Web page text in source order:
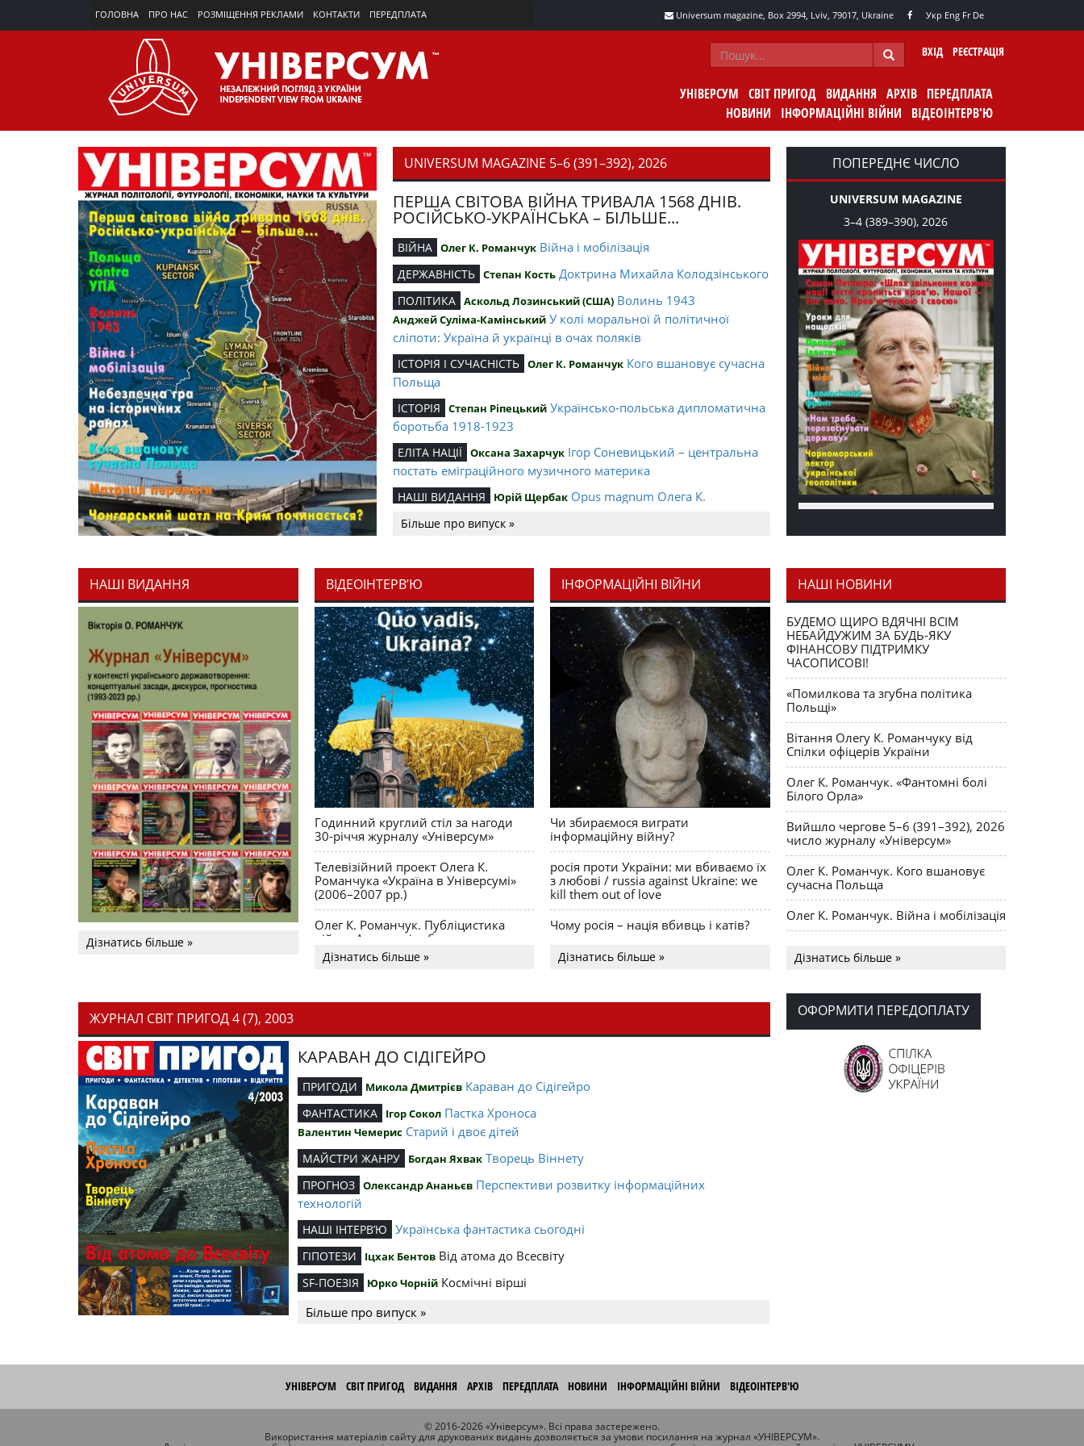
ГОЛОВНА ПРО НАС РОЗМІЩЕННЯ РЕКЛАМИ КОНТАКТИ ПЕРЕДПЛАТА Universum magazine, Box 2994, Lviv, 79017, Ukraine Укр Eng FrDe
ВХІД РЕЄСТРАЦІЯ
УНІВЕРСУМ СВІТ ПРИГОД ВИДАННЯ АРХІВ ПЕРЕДПЛАТА
НОВИНИ
ІНФОРМАЦІЙНІ ВІЙНИ ВІДЕОІНТЕРВ'Ю
UNIVERSUM MAGAZINE 5–6 (391–392), 2026
ПЕРША СВІТОВА ВІЙНА ТРИВАЛА 1568 ДНІВ.
РОСІЙСЬКО-УКРАЇНСЬКА – БІЛЬШЕ...
ВІЙНА Олег К. Романчук Війна і мобілізація
ДЕРЖАВНІСТЬ Степан Кость Доктрина Михайла Колодзінського
ПОЛІТИКА Аскольд Лозинський (США) Волинь 1943
Анджей Суліма-Камінський У колі моральної й політичної
сліпоти: Україна й українці в очах поляків
ІСТОРІЯ І СУЧАСНІСТЬ Олег К. Романчук Кого вшановує сучасна
Польща
ІСТОРІЯ Степан Ріпецький Українсько-польська дипломатична
боротьба 1918-1923
ЕЛІТА НАЦІЇ Оксана Захарчук Ігор Соневицький – центральна
постать еміграційного музичного материка
НАШІ ВИДАННЯ Юрій Щербак Opus magnum Олега К.
Романчука
СЛОВО РЕДАКЦІЙНЕ Олег К. Романчук Журавель і синиця як
уособлення української політстратегії й тактики
Більше про випуск »
ПОПЕРЕДНЄ ЧИСЛО
UNIVERSUM MAGAZINE
3–4 (389–390), 2026
НАШІ ВИДАННЯ
Дізнатись більше »
ВІДЕОІНТЕРВ’Ю
Годинний круглий стіл за нагоди
30-річчя журналу «Універсум»
Телевізійний проект Олега К.
Романчука «Україна в Універсумі»
(2006–2007 рр.)
Олег К. Романчук. Публіцистика
війни. Акценти і табу
Дізнатись більше »
ІНФОРМАЦІЙНІ ВІЙНИ
Чи збираємося виграти
інформаційну війну?
росія проти України: ми вбиваємо їх
з любові / russia against Ukraine: we
kill them out of love
Чому росія – нація вбивць і катів?
Дізнатись більше »
НАШІ НОВИНИ
БУДЕМО ЩИРО ВДЯЧНІ ВСІМ
НЕБАЙДУЖИМ ЗА БУДЬ-ЯКУ
ФІНАНСОВУ ПІДТРИМКУ
ЧАСОПИСОВІ!
«Помилкова та згубна політика
Польщі»
Вітання Олегу К. Романчуку від
Спілки офіцерів України
Олег К. Романчук. «Фантомні болі
Білого Орла»
Вийшло чергове 5–6 (391–392), 2026
число журналу «Універсум»
Олег К. Романчук. Кого вшановує
сучасна Польща
Олег К. Романчук. Війна і мобілізація
долучилися до найбільшої
День Вишиванки в Норт Порті
OPUS MAGNUM Олега К. Романчука
Дізнатись більше »
ЖУРНАЛ СВІТ ПРИГОД 4 (7), 2003
КАРАВАН ДО СІДІГЕЙРО
ПРИГОДИ Микола Дмитрієв Караван до Сідігейро
ФАНТАСТИКА Ігор Сокол Пастка Хроноса
Валентин Чемерис Старий і двоє дітей
МАЙСТРИ ЖАНРУ Богдан Яхвак Творець Віннету
ПРОГНОЗ Олександр Ананьєв Перспективи розвитку інформаційних
технологій
НАШІ ІНТЕРВ’Ю Українська фантастика сьогодні
ГІПОТЕЗИ Іцхак Бентов Від атома до Всесвіту
SF-ПОЕЗІЯ Юрко Чорній Космічні вірші
Більше про випуск »
ОФОРМИТИ ПЕРЕДОПЛАТУ
УНІВЕРСУМ СВІТ ПРИГОД ВИДАННЯ АРХІВ ПЕРЕДПЛАТА НОВИНИ ІНФОРМАЦІЙНІ ВІЙНИ ВІДЕОІНТЕРВ'Ю
© 2016-2026 «Універсум». Всі права застережено.
Використання матеріалів сайту для друкованих видань дозволяється за умови посилання на журнал «УНІВЕРСУМ».